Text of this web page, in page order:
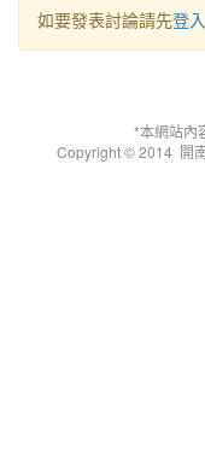
如要發表討論請先登入
*本網站內
Copyright © 2014 開